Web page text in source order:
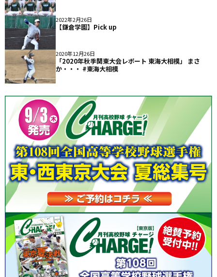
2022年2月26日
【鎌倉学園】Pick up
2020年12月26日
「2020年秋季関東大会レポート 東海大相模」 まさ
か・・・ #東海大相模